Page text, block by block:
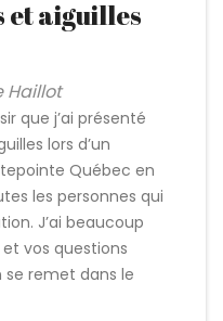
et aiguilles
Haillot
que j’ai présenté
lors d’un
Québec en
les personnes qui
J’ai beaucoup
vos questions
remet dans le